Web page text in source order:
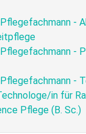
-
-
-
in für
Pflege (B. Sc.)